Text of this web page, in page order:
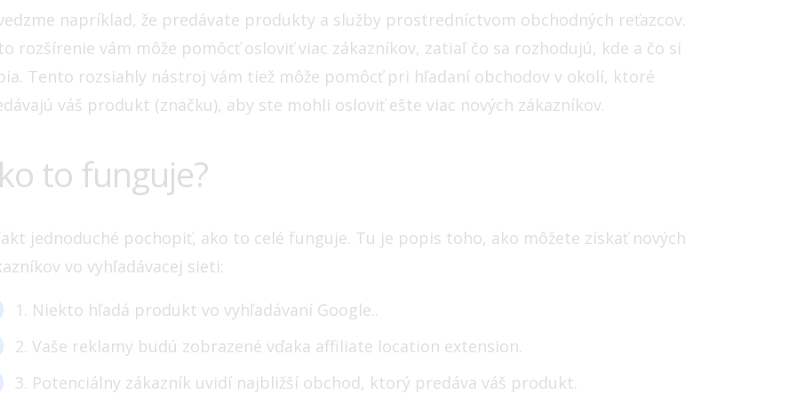
napríklad, že predávate produkty a služby prostredníctvom obchodných reťazcov.
rozšírenie vám môže pomôcť osloviť viac zákazníkov, zatiaľ čo sa rozhodujú, kde a čo si
Tento rozsiahly nástroj vám tiež môže pomôcť pri hľadaní obchodov v okolí, ktoré
váš produkt (značku), aby ste mohli osloviť ešte viac nových zákazníkov.
to funguje?
jednoduché pochopiť, ako to celé funguje. Tu je popis toho, ako môžete získať nových
vo vyhľadávacej sieti:
1. Niekto hľadá produkt vo vyhľadávaní Google..
2. Vaše reklamy budú zobrazené vďaka affiliate location extension.
3. Potenciálny zákazník uvidí najbližší obchod, ktorý predáva váš produkt.